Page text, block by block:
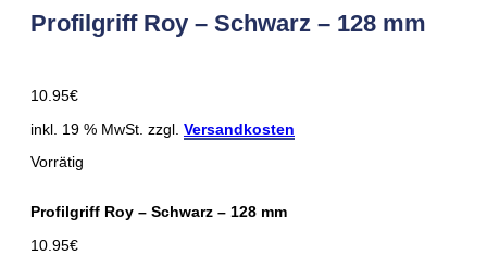
Profilgriff Roy – Schwarz – 128 mm
10.95€
inkl. 19 % MwSt. zzgl. Versandkosten
Vorrätig
Profilgriff Roy – Schwarz – 128 mm
10.95€